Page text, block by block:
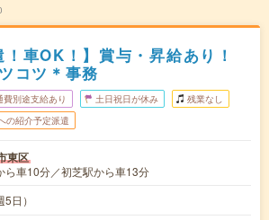
！車OK！】賞与・昇給あり！
コツ＊事務
費別途支給あり 土日祝日が休み 残業なし
の紹介予定派遣
東区
ら車10分／初芝駅から車13分
日）